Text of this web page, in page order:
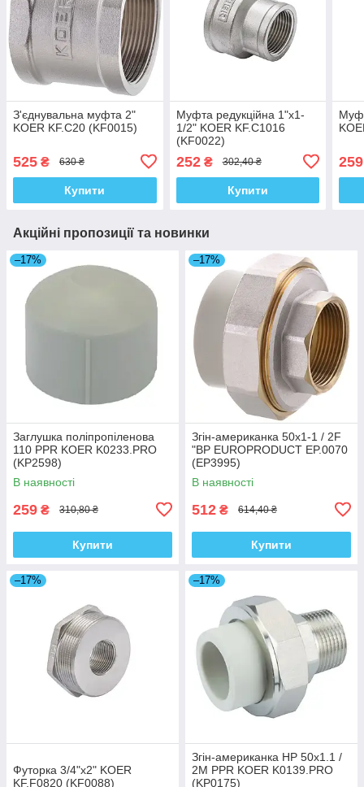
З'єднувальна муфта 2"
KOER KF.C20 (KF0015)
525 ₴ 630 ₴
Купити
Муфта редукційна 1"x1-
1/2" KOER KF.C1016
(KF0022)
252₴ 302,40 ₴
Купити
259
Акційні пропозиції та новинки
–17%
Заглушка поліпропіленова
110 PPR KOER K0233.PRO
(KP2598)
В наявності
259 ₴ 310,80 ₴
Купити
–17%
Згін-американка 50x1-1 / 2F
"ВР EUROPRODUCT EP.0070
(EP3995)
В наявності
512 ₴ 614,40 ₴
Купити
–17%
Футорка 3/4"x2" KOER
KF.F0820 (KF0088)
–17%
Згін-американка НР 50x1.1 /
2M PPR KOER K0139.PRO
(KP0175)